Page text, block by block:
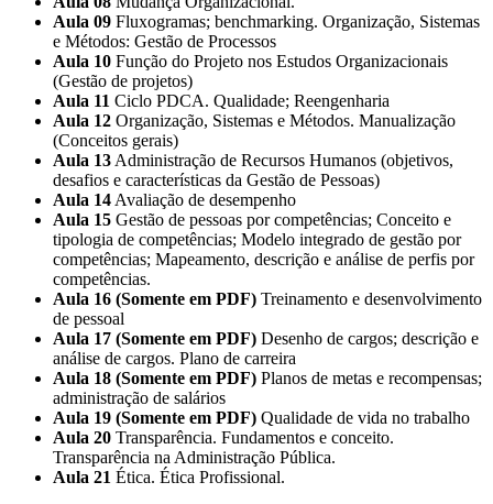
Aula 09 Fluxogramas; benchmarking. Organização, Sistemas
e Métodos: Gestão de Processos
Aula 10 Função do Projeto nos Estudos Organizacionais
(Gestão de projetos)
Aula 11 Ciclo PDCA. Qualidade; Reengenharia
Aula 12 Organização, Sistemas e Métodos. Manualização
(Conceitos gerais)
Aula 13 Administração de Recursos Humanos (objetivos,
desafios e características da Gestão de Pessoas)
Aula 14 Avaliação de desempenho
Aula 15 Gestão de pessoas por competências; Conceito e
tipologia de competências; Modelo integrado de gestão por
competências; Mapeamento, descrição e análise de perfis por
competências.
Aula 16 (Somente em PDF) Treinamento e desenvolvimento
de pessoal
Aula 17 (Somente em PDF) Desenho de cargos; descrição e
análise de cargos. Plano de carreira
Aula 18 (Somente em PDF) Planos de metas e recompensas;
administração de salários
Aula 19 (Somente em PDF) Qualidade de vida no trabalho
Aula 20 Transparência. Fundamentos e conceito.
Transparência na Administração Pública.
Aula 21 Ética. Ética Profissional.